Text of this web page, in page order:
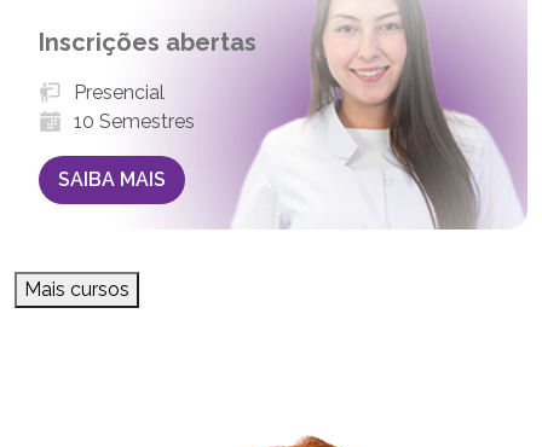
Inscrições abertas
Presencial
10 Semestres
SAIBA MAIS
Mais cursos